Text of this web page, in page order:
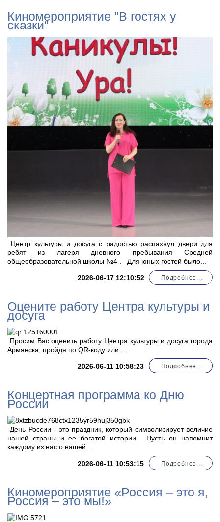
Киномероприятие "В гостях у
сказки"
2026-06-17 12:10:52
Центр культуры и досуга с радостью распахнул двери для
ребят из лагеря дневного пребывания Средней
общеобразовательной школы №4 . Для юных гостей было...
Подробнее...
Оцените работу Центра культуры и
досуга
2026-06-11 10:58:23
Просим Вас оценить работу Центра культуры и досуга города
Армянска, пройдя по QR-коду или
по
...
Подробнее...
Концертная программа ко Дню
России
2026-06-11 10:53:15
День России - это праздник, который символизирует величие
нашей страны и ее богатой истории. Пусть он напомнит
каждому из нас о нашей...
Подробнее...
Киномероприятие «Россия – это я,
Россия – это мы!»